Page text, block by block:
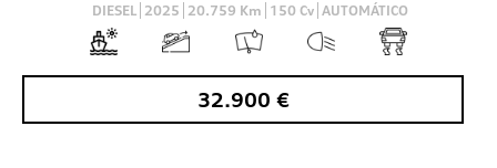
DIESEL 2025 20.759 Km 150 Cv AUTOMÁTICO
32.900 €